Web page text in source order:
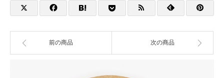
前の商品 次の商品